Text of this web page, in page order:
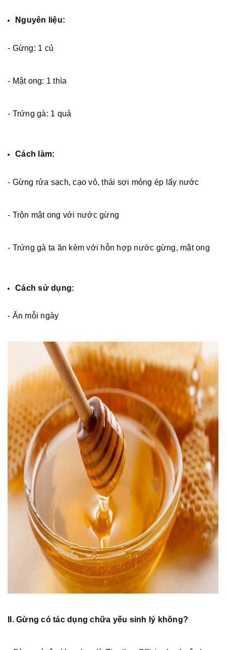
Nguyên liệu:
- Gừng: 1 củ
- Mật ong: 1 thìa
- Trứng gà: 1 quả
Cách làm:
- Gừng rửa sạch, cạo vỏ, thái sợi mỏng ép lấy nước
- Trộn mật ong với nước gừng
- Trứng gà ta ăn kèm với hỗn hợp nước gừng, mật ong
Cách sử dụng:
- Ăn mỗi ngày
II. Gừng có tác dụng chữa yếu sinh lý không?